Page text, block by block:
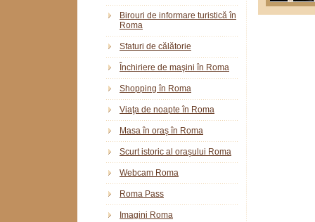
Birouri de informare turistică în
Roma
Sfaturi de călătorie
Închiriere de maşini în Roma
Shopping în Roma
Viaţa de noapte în Roma
Masa în oraş în Roma
Scurt istoric al oraşului Roma
Webcam Roma
Roma Pass
Imagini Roma